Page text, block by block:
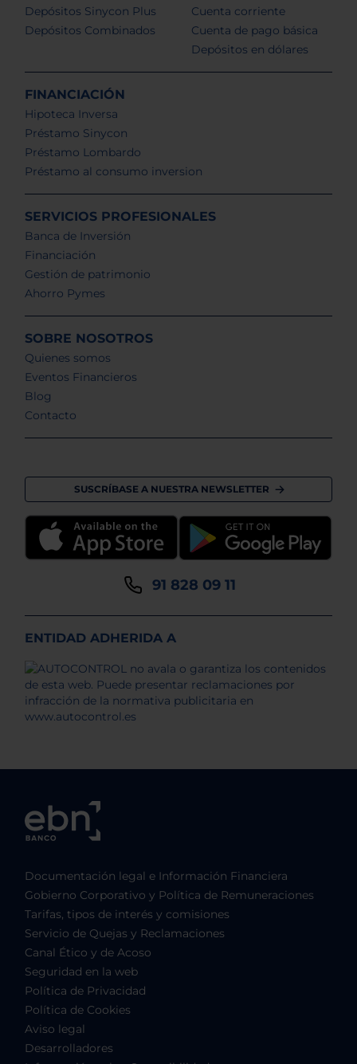
Depósitos Sinycon Plus
Depósitos Combinados
Cuenta corriente
Cuenta de pago básica
Depósitos en dólares
FINANCIACIÓN
Hipoteca Inversa
Préstamo Sinycon
Préstamo Lombardo
Préstamo al consumo inversion
SERVICIOS PROFESIONALES
Banca de Inversión
Financiación
Gestión de patrimonio
Ahorro Pymes
SOBRE NOSOTROS
Quienes somos
Eventos Financieros
Blog
Contacto
SUSCRÍBASE A NUESTRA NEWSLETTER
91 828 09 11
ENTIDAD ADHERIDA A
Documentación legal e Información Financiera
Gobierno Corporativo y Política de Remuneraciones
Tarifas, tipos de interés y comisiones
Servicio de Quejas y Reclamaciones
Canal Ético y de Acoso
Seguridad en la web
Política de Privacidad
Política de Cookies
Aviso legal
Desarrolladores